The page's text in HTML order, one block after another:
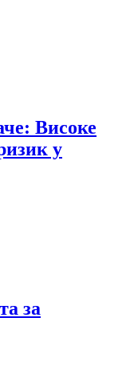
Високе
у
за